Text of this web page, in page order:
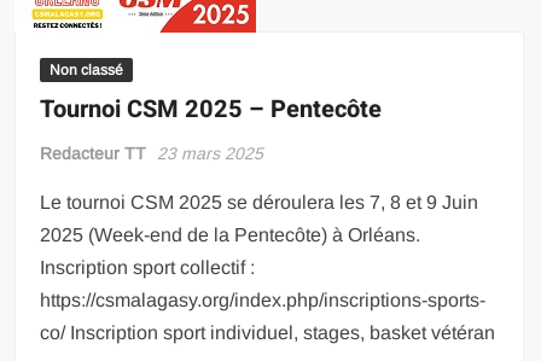
Non classé
Tournoi CSM 2025 – Pentecôte
Redacteur TT 23 mars 2025
Le tournoi CSM 2025 se déroulera les 7, 8 et 9 Juin
2025 (Week-end de la Pentecôte) à Orléans.
Inscription sport collectif :
https://csmalagasy.org/index.php/inscriptions-sports-
co/ Inscription sport individuel, stages, basket vétéran